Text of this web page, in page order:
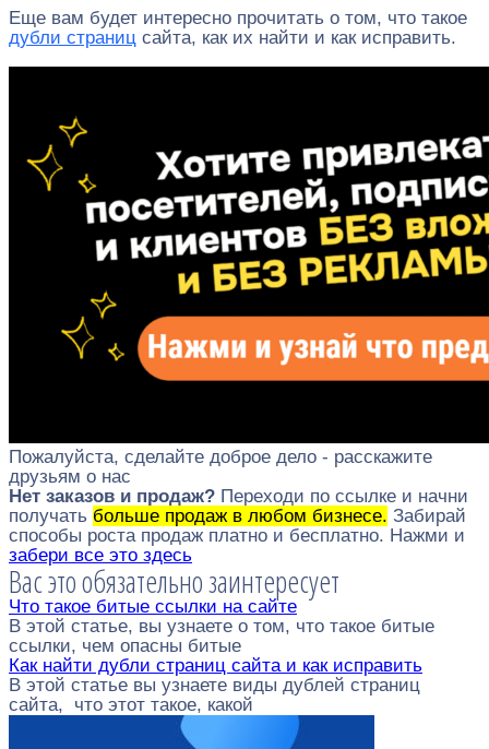
Еще вам будет интересно прочитать о том, что такое
дубли страниц сайта, как их найти и как исправить.
Пожалуйста, сделайте доброе дело - расскажите
друзьям о нас
Нет заказов и продаж? Переходи по ссылке и начни
получать больше продаж в любом бизнесе. Забирай
способы роста продаж платно и бесплатно. Нажми и
забери все это здесь
Вас это обязательно заинтересует
Что такое битые ссылки на сайте
В этой статье, вы узнаете о том, что такое битые
ссылки, чем опасны битые
Как найти дубли страниц сайта и как исправить
В этой статье вы узнаете виды дублей страниц
сайта, что этот такое, какой